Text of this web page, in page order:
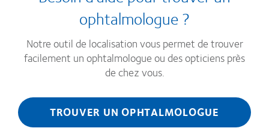
ophtalmologue ?
Notre outil de localisation vous permet de trouver
facilement un ophtalmologue ou des opticiens près
de chez vous.
TROUVER UN OPHTALMOLOGUE